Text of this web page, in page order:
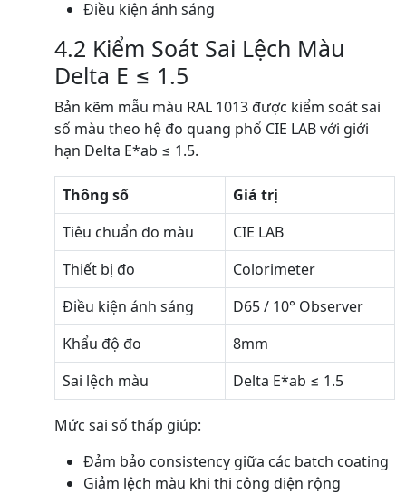
Điều kiện ánh sáng
4.2 Kiểm Soát Sai Lệch Màu
Delta E ≤ 1.5
Bản kẽm mẫu màu RAL 1013 được kiểm soát sai
số màu theo hệ đo quang phổ CIE LAB với giới
hạn Delta E*ab ≤ 1.5.
Thông số
Giá trị
Tiêu chuẩn đo màu
CIE LAB
Thiết bị đo
Colorimeter
Điều kiện ánh sáng
D65 / 10° Observer
Khẩu độ đo
8mm
Sai lệch màu
Delta E*ab ≤ 1.5
Mức sai số thấp giúp:
Đảm bảo consistency giữa các batch coating
Giảm lệch màu khi thi công diện rộng